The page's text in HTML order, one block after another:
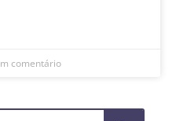
comentário